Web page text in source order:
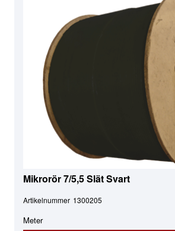
Mikrorör 7/5,5 Slät Svart
Artikelnummer 1300205
Meter